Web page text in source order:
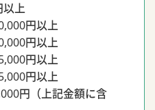
以上
円以上
円以上
円以上
円以上
円（上記金額に含